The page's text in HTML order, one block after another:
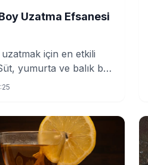
Uzatma Efsanesi
için en etkili
yumurta ve balık bu
İşte uzmanların